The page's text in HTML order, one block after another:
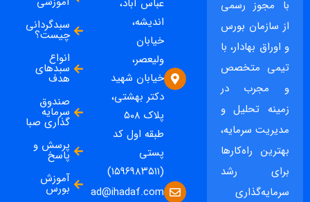
با مجوز رسمی
از سازمان بورس
و اوراق بهادار، با
تیمی متخصص
و مجرب در
زمینه تحلیل و
مدیریت سرمایه،
بهترین راه‌کارها
برای رشد
سرمایه‌گذاری
عباس آباد،
اندیشه،
خیابان
ولیعصر،
خیابان شهید
دکتر بهشتی،
پلاک ۵۰۸
طبقه اول کد
پستی
ad@ihadaf.com
سبدگردانی
چیست؟
انواع
سبدهای
هدف
صندوق
سرمایه
گذاری صبا
پرسش و
پاسخ
آموزش
بورس